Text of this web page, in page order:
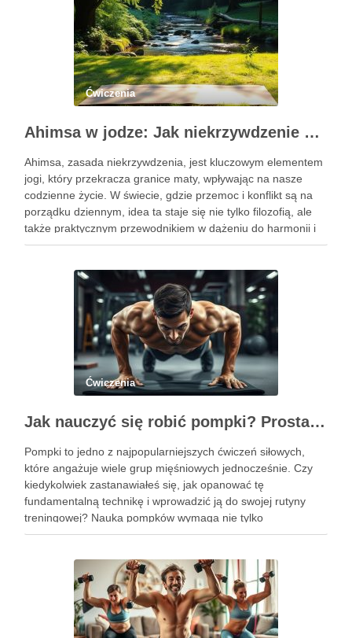
Ćwiczenia
Ahimsa w jodze: Jak niekrzywdzenie wpływa na nasze życie?
Ahimsa, zasada niekrzywdzenia, jest kluczowym elementem
jogi, który przekracza granice maty, wpływając na nasze
codzienne życie. W świecie, gdzie przemoc i konflikt są na
porządku dziennym, idea ta staje się nie tylko filozofią, ale
także praktycznym przewodnikiem w dążeniu do harmonii i
pokoju. Ahimsa uczy nas szacunku do siebie i …
Ćwiczenia
Jak nauczyć się robić pompki? Prosta technika dla początkujących
Pompki to jedno z najpopularniejszych ćwiczeń siłowych,
które angażuje wiele grup mięśniowych jednocześnie. Czy
kiedykolwiek zastanawiałeś się, jak opanować tę
fundamentalną technikę i wprowadzić ją do swojej rutyny
treningowej? Nauka pompków wymaga nie tylko
determinacji, ale także zrozumienia poprawnej formy i